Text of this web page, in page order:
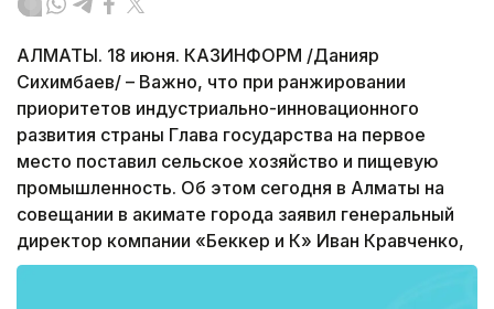
АЛМАТЫ. 18 июня. КАЗИНФОРМ /Данияр
Сихимбаев/ – Важно, что при ранжировании
приоритетов индустриально-инновационного
развития страны Глава государства на первое
место поставил сельское хозяйство и пищевую
промышленность. Об этом сегодня в Алматы на
совещании в акимате города заявил генеральный
директор компании «Беккер и К» Иван Кравченко,